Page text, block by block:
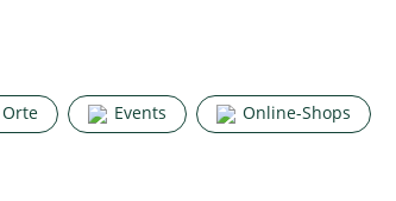
Orte Events Online-Shops